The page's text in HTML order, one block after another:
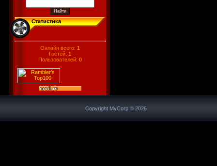
Статистика
Онлайн всего: 1
Гостей: 1
Пользователей: 0
Copyright MyCorp © 2026